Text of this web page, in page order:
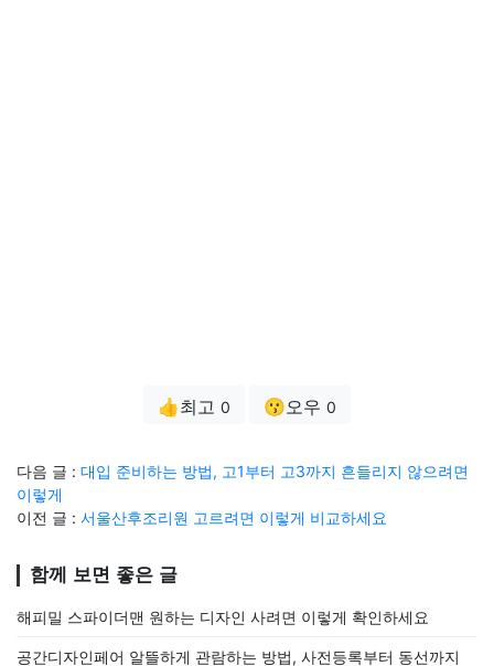
👍최고 0 😗오우 0
다음 글 : 대입 준비하는 방법, 고1부터 고3까지 흔들리지 않으려면
이렇게
이전 글 : 서울산후조리원 고르려면 이렇게 비교하세요
함께 보면 좋은 글
해피밀 스파이더맨 원하는 디자인 사려면 이렇게 확인하세요
공간디자인페어 알뜰하게 관람하는 방법, 사전등록부터 동선까지